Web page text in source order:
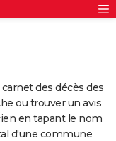
des décès des
ou trouver un avis
en tapant le nom
d'une commune